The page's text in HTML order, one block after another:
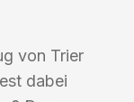
von Trier
dabei